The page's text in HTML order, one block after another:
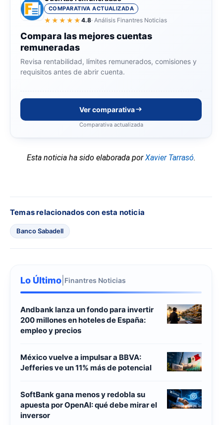
COMPARATIVA ACTUALIZADA
★★★★★ 4.8· Análisis Finantres Noticias
Compara las mejores cuentas
remuneradas
Revisa rentabilidad, límites remunerados, comisiones y
requisitos antes de abrir cuenta.
Ver comparativa
Comparativa actualizada
Esta noticia ha sido elaborada porXavier Tarrasó.
Temas relacionados con esta noticia
Banco Sabadell
Lo Último Finantres Noticias
Andbank lanza un fondo para invertir
200 millones en hoteles de España:
empleo y precios
México vuelve a impulsar a BBVA:
Jefferies ve un 11% más de potencial
SoftBank gana menos y redobla su
apuesta por OpenAI: qué debe mirar el
inversor